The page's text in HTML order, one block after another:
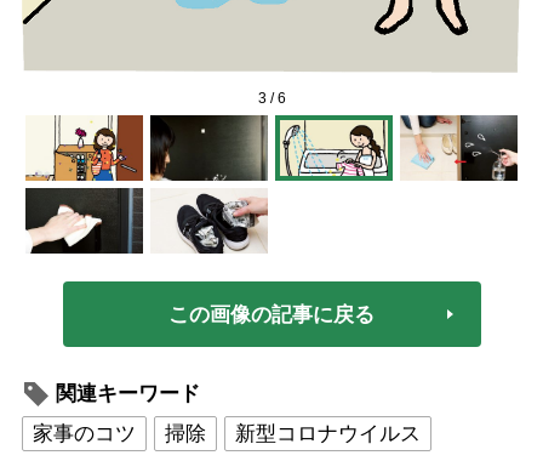
3/6
この画像の記事に戻る
関連キーワード
家事のコツ
掃除 新型コロナウイルス